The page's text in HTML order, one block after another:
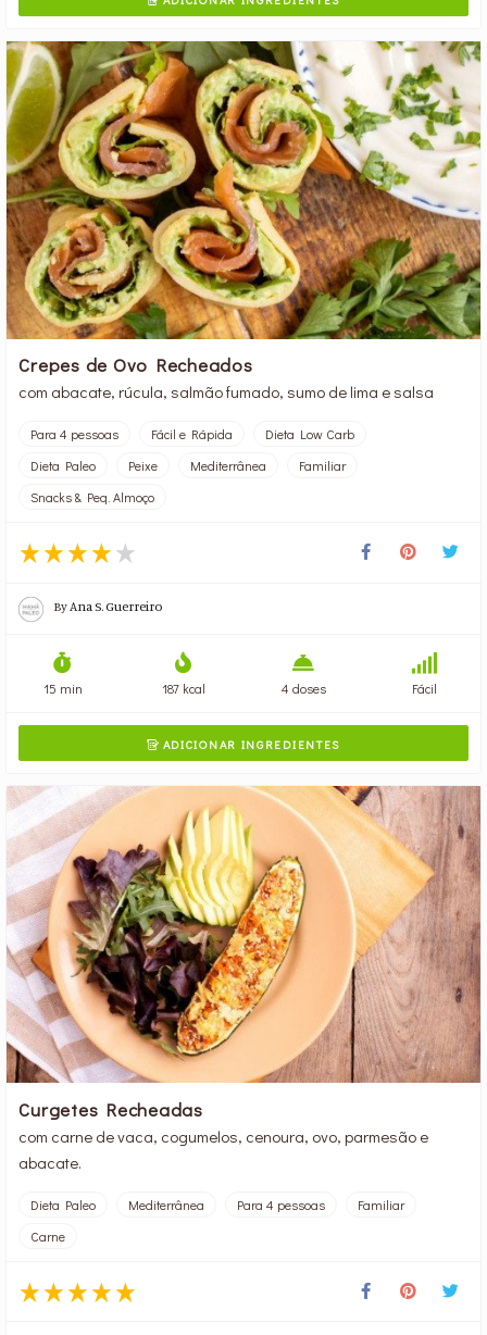
Crepes de Ovo Recheados
com abacate, rúcula, salmão fumado, sumo de lima e salsa
Para 4 pessoas Fácil e Rápida
Dieta Low Carb
Dieta Paleo
Peixe Mediterrânea
Familiar
Snacks & Peq. Almoço
By Ana S. Guerreiro
15 min 187 kcal 4 doses Fácil
ADICIONAR INGREDIENTES
Curgetes Recheadas
com carne de vaca, cogumelos, cenoura, ovo, parmesão e
abacate.
Dieta Paleo Mediterrânea Para 4 pessoas
Familiar
Carne